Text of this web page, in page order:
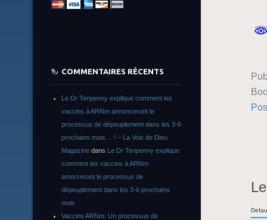
COMMENTAIRES RÉCENTS
Le Dr Tenpenny explique comment les
vaccins à ARNm annonceront le
processus de dépeuplement dans les 3-6
prochains mois… ! – La Voix de Dieu
Magazine dans Le Dr Tenpenny explique
comment les vaccins à ARNm
amorceront le processus de
dépeuplement dans les 3-6 prochains
mois
Vaccins ARNm: Un processus de